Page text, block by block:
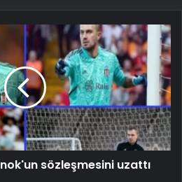
sözleşmesini uzattı